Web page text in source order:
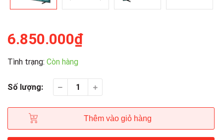
6.850.000₫
Tình trạng: Còn hàng
Số lượng:
Thêm vào giỏ hàng